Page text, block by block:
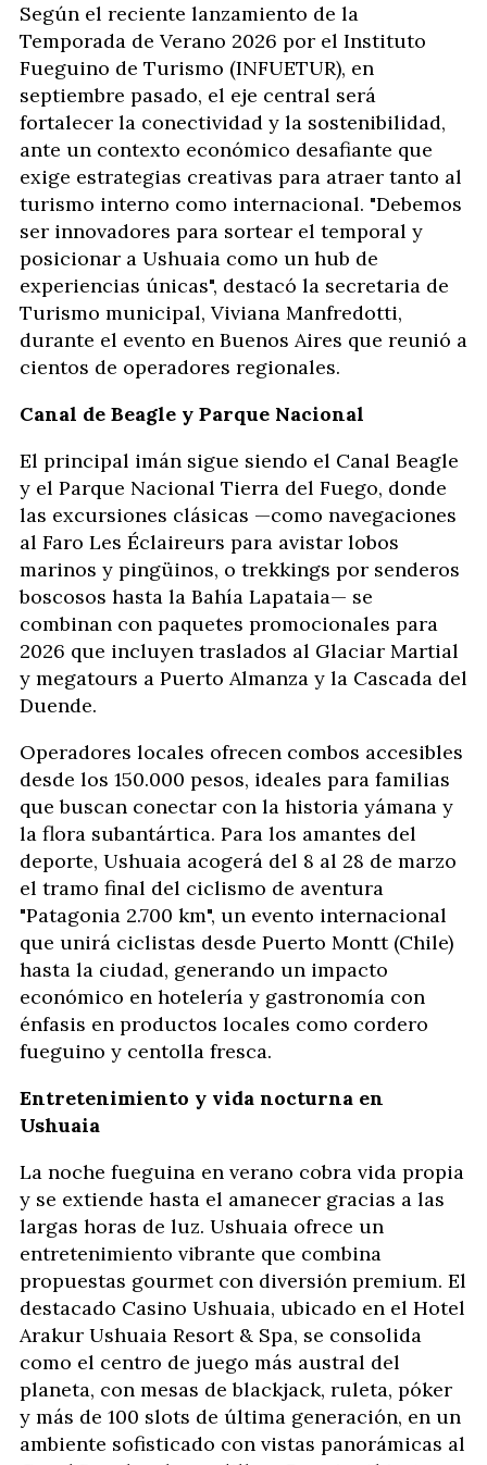
Según el reciente lanzamiento de la
Temporada de Verano 2026 por el Instituto
Fueguino de Turismo (INFUETUR), en
septiembre pasado, el eje central será
fortalecer la conectividad y la sostenibilidad,
ante un contexto económico desafiante que
exige estrategias creativas para atraer tanto al
turismo interno como internacional. "Debemos
ser innovadores para sortear el temporal y
posicionar a Ushuaia como un hub de
experiencias únicas", destacó la secretaria de
Turismo municipal, Viviana Manfredotti,
durante el evento en Buenos Aires que reunió a
cientos de operadores regionales.
Canal de Beagle y Parque Nacional
El principal imán sigue siendo el Canal Beagle
y el Parque Nacional Tierra del Fuego, donde
las excursiones clásicas —como navegaciones
al Faro Les Éclaireurs para avistar lobos
marinos y pingüinos, o trekkings por senderos
boscosos hasta la Bahía Lapataia— se
combinan con paquetes promocionales para
2026 que incluyen traslados al Glaciar Martial
y megatours a Puerto Almanza y la Cascada del
Duende.
Operadores locales ofrecen combos accesibles
desde los 150.000 pesos, ideales para familias
que buscan conectar con la historia yámana y
la flora subantártica. Para los amantes del
deporte, Ushuaia acogerá del 8 al 28 de marzo
el tramo final del ciclismo de aventura
"Patagonia 2.700 km", un evento internacional
que unirá ciclistas desde Puerto Montt (Chile)
hasta la ciudad, generando un impacto
económico en hotelería y gastronomía con
énfasis en productos locales como cordero
fueguino y centolla fresca.
Entretenimiento y vida nocturna en
Ushuaia
La noche fueguina en verano cobra vida propia
y se extiende hasta el amanecer gracias a las
largas horas de luz. Ushuaia ofrece un
entretenimiento vibrante que combina
propuestas gourmet con diversión premium. El
destacado Casino Ushuaia, ubicado en el Hotel
Arakur Ushuaia Resort & Spa, se consolida
como el centro de juego más austral del
planeta, con mesas de blackjack, ruleta, póker
y más de 100 slots de última generación, en un
ambiente sofisticado con vistas panorámicas al